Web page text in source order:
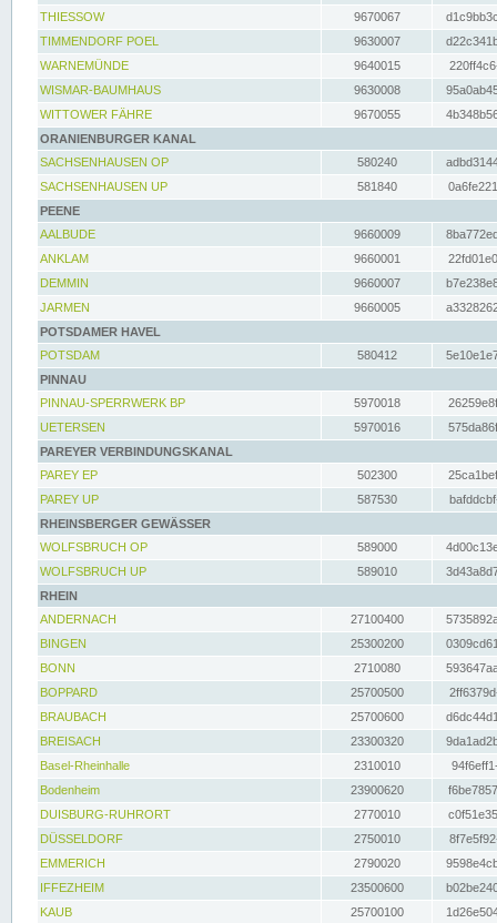
THIESSOW
9670067
TIMMENDORF POEL
9630007
WARNEMÜNDE
9640015
WISMAR-BAUMHAUS
9630008
WITTOWER FÄHRE
9670055
ORANIENBURGER KANAL
SACHSENHAUSEN OP
580240
SACHSENHAUSEN UP
581840
PEENE
AALBUDE
9660009
ANKLAM
9660001
DEMMIN
9660007
JARMEN
9660005
POTSDAMER HAVEL
POTSDAM
580412
PINNAU
PINNAU-SPERRWERK BP
5970018
UETERSEN
5970016
PAREYER VERBINDUNGSKANAL
PAREY EP
502300
PAREY UP
587530
RHEINSBERGER GEWÄSSER
WOLFSBRUCH OP
589000
WOLFSBRUCH UP
589010
RHEIN
ANDERNACH
27100400
BINGEN
25300200
BONN
2710080
BOPPARD
25700500
BRAUBACH
25700600
BREISACH
23300320
Basel-Rheinhalle
2310010
Bodenheim
23900620
DUISBURG-RUHRORT
2770010
DÜSSELDORF
2750010
EMMERICH
2790020
IFFEZHEIM
23500600
KAUB
25700100